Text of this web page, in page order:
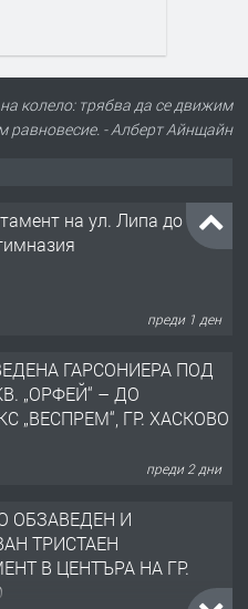
колело: трябва да се движим
равновесие. - Алберт Айнщайн
на ул. Липа до
преди 1 ден
ГАРСОНИЕРА ПОД
„ОРФЕЙ“ – ДО
„ВЕСПРЕМ“, ГР. ХАСКОВО
преди 2 дни
ОБЗАВЕДЕН И
ТРИСТАЕН
В ЦЕНТЪРА НА ГР.